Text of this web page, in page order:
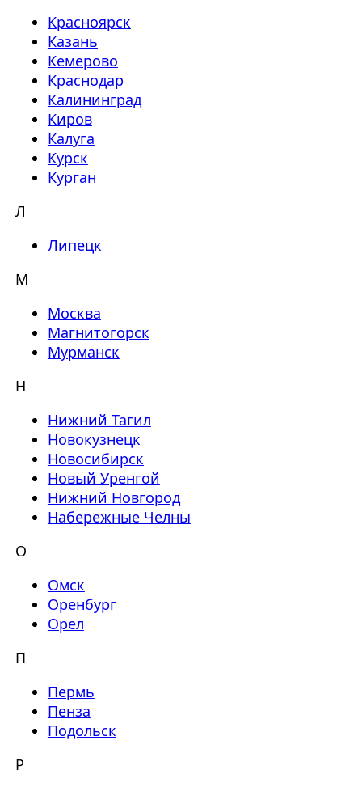
Красноярск
Казань
Кемерово
Краснодар
Калининград
Киров
Калуга
Курск
Курган
Л
Липецк
М
Москва
Магнитогорск
Мурманск
Н
Нижний Тагил
Новокузнецк
Новосибирск
Новый Уренгой
Нижний Новгород
Набережные Челны
О
Омск
Оренбург
Орел
П
Пермь
Пенза
Подольск
Р